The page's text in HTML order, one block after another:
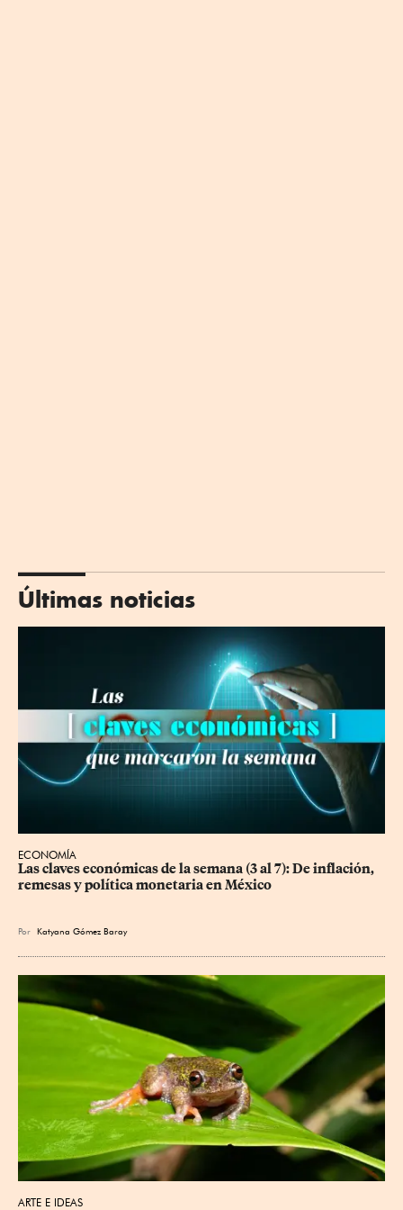
Últimas noticias
ECONOMÍA
Las claves económicas de la semana (3 al 7): De inflación,
remesas y política monetaria en México
Por Katyana Gómez Baray
ARTE E IDEAS